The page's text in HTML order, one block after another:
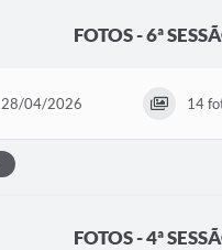
FOTOS - 6ª
28/04/2026 14
FOTOS - 4ª